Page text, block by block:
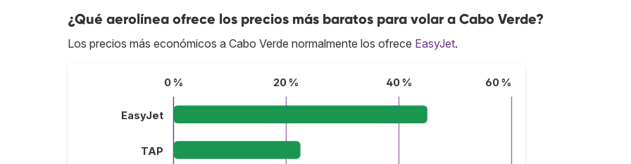
¿Qué aerolínea ofrece los precios más baratos para volar a Cabo Verde?
Los precios más económicos a Cabo Verde normalmente los ofrece EasyJet.
0 % 20 % 40 % 60 %
EasyJet
TAP